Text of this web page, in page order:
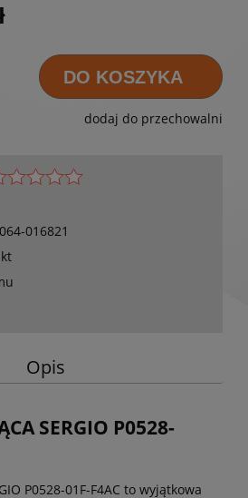
DO KOSZYKA
dodaj do przechowalni
016821
Opis
SERGIO P0528-
P0528-01F-F4AC to wyjątkowa